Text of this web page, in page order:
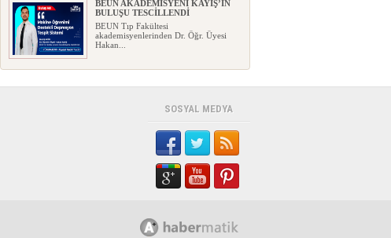
BEUN AKADEMİSYENİ KAYIŞ’IN
BULUŞU TESCİLLENDİ
BEUN Tıp Fakültesi
akademisyenlerinden Dr. Öğr. Üyesi
Hakan...
YENİ PARTİ, ZONGULDAK
Yeni Parti, Zonguldak'taki
teşkilatlanma çalışmalarında öne...
GEÇİM DERDİ İLE GELECEK
HAYALİ AYNI EVDE YAŞAYABİLİR
Bir ev düşünün…Mutfakta ay sonuna
kadar yetmesi gereken bir bütç...
SOSYAL MEDYA